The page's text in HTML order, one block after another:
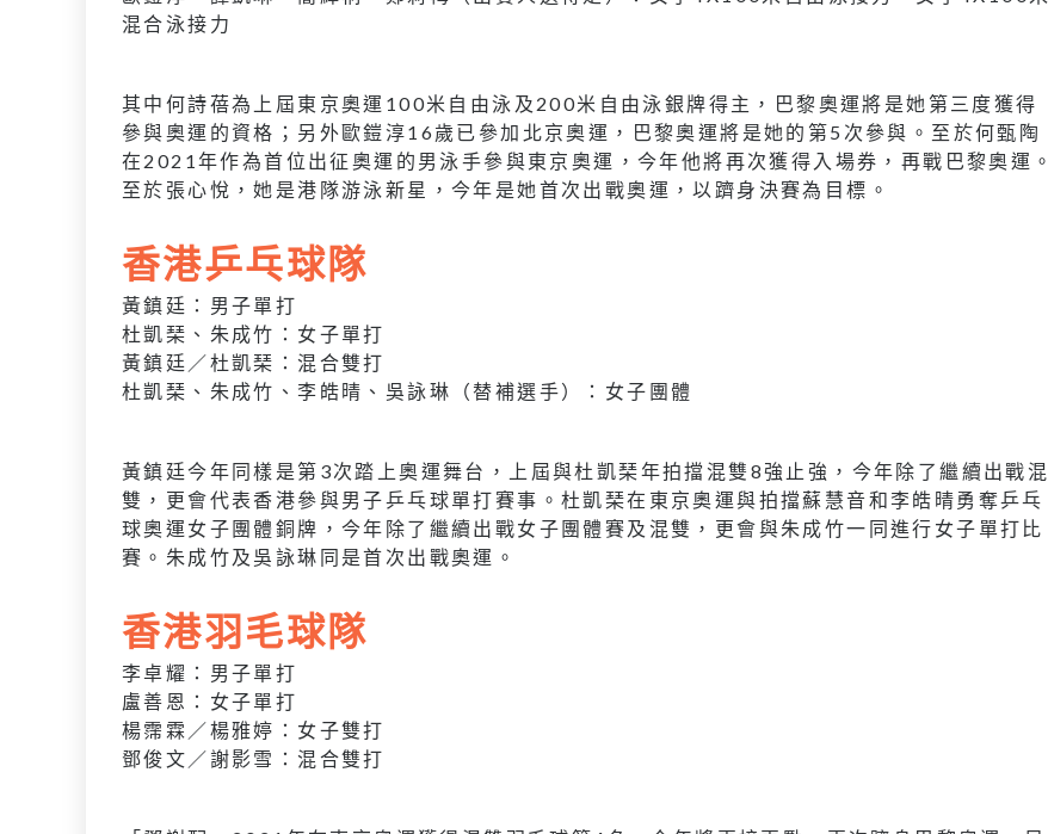
混合泳接力
其中何詩蓓為上屆東京奧運100米自由泳及200米自由泳銀牌得主，巴黎奧運將是她第三度獲得
參與奧運的資格；另外歐鎧淳16歲已參加北京奧運，巴黎奧運將是她的第5次參與。至於何甄陶
在2021年作為首位出征奧運的男泳手參與東京奧運，今年他將再次獲得入場券，再戰巴黎奧運。
至於張心悅，她是港隊游泳新星，今年是她首次出戰奧運，以躋身決賽為目標。
香港乒乓球隊
黃鎮廷：男子單打
杜凱琹、朱成竹：女子單打
黃鎮廷／杜凱琹：混合雙打
杜凱琹、朱成竹、李皓晴、吳詠琳（替補選手）：女子團體
黃鎮廷今年同樣是第3次踏上奧運舞台，上屆與杜凱琹年拍擋混雙8強止強，今年除了繼續出戰混
雙，更會代表香港參與男子乒乓球單打賽事。杜凱琹在東京奧運與拍擋蘇慧音和李皓晴勇奪乒乓
球奧運女子團體銅牌，今年除了繼續出戰女子團體賽及混雙，更會與朱成竹一同進行女子單打比
賽。朱成竹及吳詠琳同是首次出戰奧運。
香港羽毛球隊
李卓耀：男子單打
盧善恩：女子單打
楊霈霖／楊雅婷：女子雙打
鄧俊文／謝影雪：混合雙打